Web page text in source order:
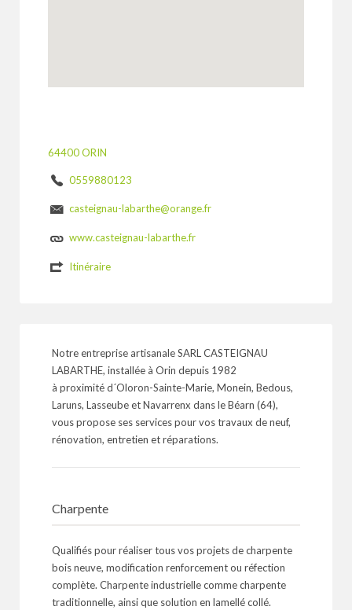
64400 ORIN
0559880123
casteignau-labarthe@orange.fr
www.casteignau-labarthe.fr
Itinéraire
Notre entreprise artisanale SARL CASTEIGNAU
LABARTHE, installée à Orin depuis 1982
à proximité d´Oloron-Sainte-Marie, Monein, Bedous,
Laruns, Lasseube et Navarrenx dans le Béarn (64),
vous propose ses services pour vos travaux de neuf,
rénovation, entretien et réparations.
Charpente
Qualifiés pour réaliser tous vos projets de charpente
bois neuve, modification renforcement ou réfection
complète. Charpente industrielle comme charpente
traditionnelle, ainsi que solution en lamellé collé.